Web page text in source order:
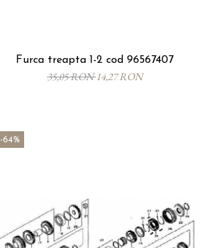
Furca treapta 1-2 cod 96567407
35,05 RON14,27 RON
-64%